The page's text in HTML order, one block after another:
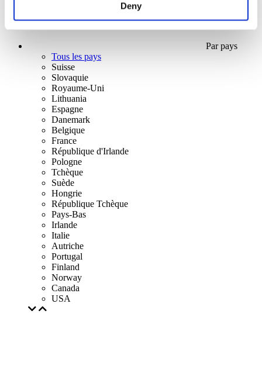
Deny
Par pays
Tous les pays
Suisse
Slovaquie
Royaume-Uni
Lithuania
Espagne
Danemark
Belgique
France
République d'Irlande
Pologne
Tchèque
Suède
Hongrie
République Tchèque
Pays-Bas
Irlande
Italie
Autriche
Portugal
Finland
Norway
Canada
USA